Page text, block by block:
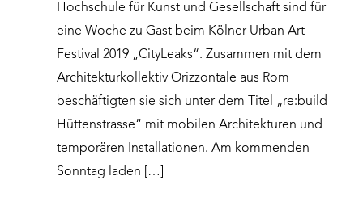
Hochschule für Kunst und Gesellschaft sind für
eine Woche zu Gast beim Kölner Urban Art
Festival 2019 „CityLeaks“. Zusammen mit dem
Architekturkollektiv Orizzontale aus Rom
beschäftigten sie sich unter dem Titel „re:build
Hüttenstrasse“ mit mobilen Architekturen und
temporären Installationen. Am kommenden
Sonntag laden […]